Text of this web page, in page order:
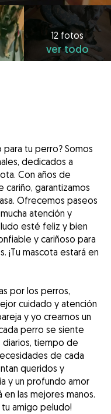
12 fotos
ver todo
para tu perro? Somos
dedicados a
Con años de
garantizamos
Ofrecemos paseos
atención y
esté feliz y bien
y cariñoso para
¡Tu mascota estará en
por los perros,
cuidado y atención
y yo creamos un
perro se siente
diarios, tiempo de
de cada
queridos y
y un profundo amor
las mejores manos.
tu amigo peludo!